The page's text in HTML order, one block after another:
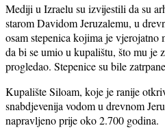
Mediji u Izraelu su izvijestili da su
starom Davidom Jeruzalemu, u
osam stepenica kojima je vjerojatno
da bi se umio u kupalištu, što mu je
progledao. Stepenice su bile
Kupalište Siloam, koje je ranije
snabdjevenija vodom u drevnom
napravljeno prije oko 2.700 godina.